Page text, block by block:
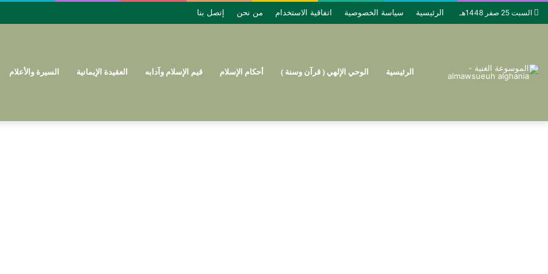
السبت 25 صفر 1448هـ الرئيسية سياسة الخصوصية اتفاقية الاستخدام من نحن إتصل بنا
الرئيسية الوحي الإلهي ( قرآن وسنة ) أحكام الإسلام قيم الإسلام وآدابه العقيدة الإيمانية السيرة والأعلام